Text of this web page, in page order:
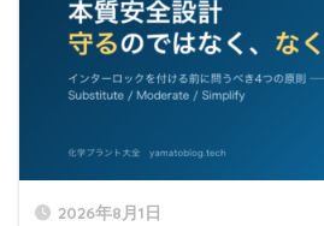
2026年8月1日